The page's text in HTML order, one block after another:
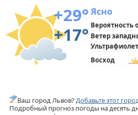
+29°
+17°
Ясно
Вероятность
Ветер
Восход
Ваш город Львов?Добавьте этот
Подробный прогноз погоды на десять